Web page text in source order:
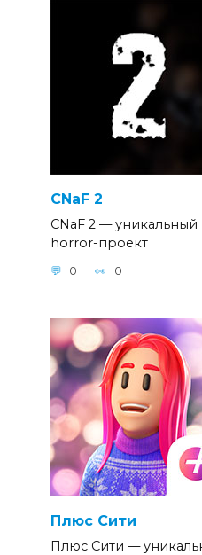
CNaF 2
CNaF 2 —
horror-проект
0 0
Плюс Сити
Плюс Сити —